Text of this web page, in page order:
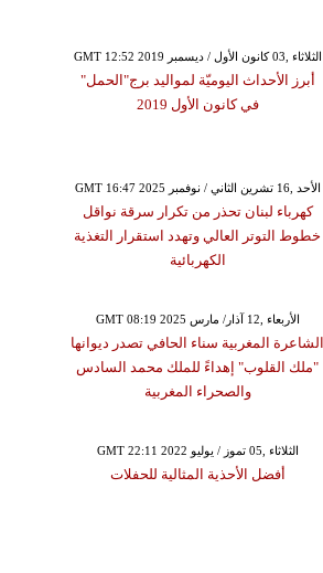
GMT 12:52 2019 الثلاثاء ,03 كانون الأول / ديسمبر
أبرز الأحداث اليوميّة لمواليد برج"الحمل"
في كانون الأول 2019
GMT 16:47 2025 الأحد ,16 تشرين الثاني / نوفمبر
كهرباء لبنان تحذر من تكرار سرقة نواقل
خطوط التوتر العالي وتهدد استقرار التغذية
الكهربائية
GMT 08:19 2025 الأربعاء ,12 آذار/ مارس
الشاعرة المغربية سناء الحافي تصدر ديوانها
"ملك القلوب" إهداءً للملك محمد السادس
والصحراء المغربية
GMT 22:11 2022 الثلاثاء ,05 تموز / يوليو
أفضل الأحذية المثالية للحفلات